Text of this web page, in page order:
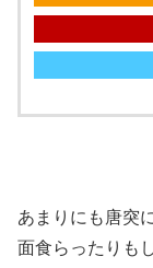
あまりにも唐突
面食らったりも